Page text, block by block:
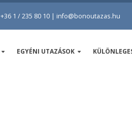
+36 1 / 235 80 10 | info@bonoutazas.hu
EGYÉNI UTAZÁSOK